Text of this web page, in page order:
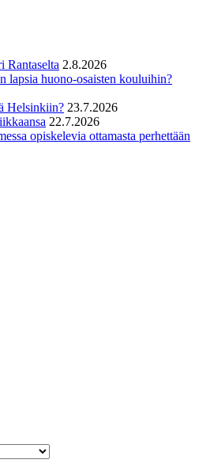
Rantaselta 2.8.2026
lapsia huono-osaisten kouluihin?
Helsinkiin? 23.7.2026
22.7.2026
opiskelevia ottamasta perhettään